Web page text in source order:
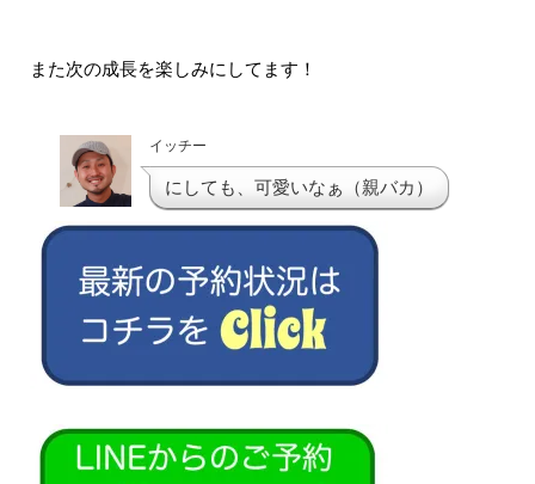
また次の成長を楽しみにしてます！
イッチー
にしても、可愛いなぁ（親バカ）